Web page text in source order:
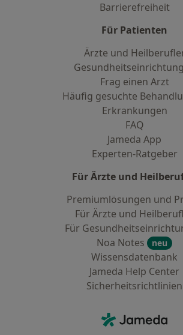
Barrierefreiheit
Für Patienten
Ärzte und
Frag einen Arzt
Häufig gesuchte
Erkrankungen
FAQ
Jameda App
Experten-Ratgeber
Für Ärzte und
Premiumlösungen und
Für Ärzte und
Für
Noa Notes
neu
Wissensdatenbank
Jameda Help Center
Sicherheitsrichtlinien
Jameda -